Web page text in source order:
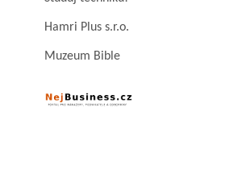
Hamri Plus s.r.o.
Muzeum Bible